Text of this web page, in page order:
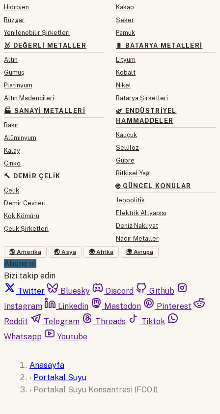
Hidrojen
Rüzgar
Yenilenebilir Şirketleri
🥇 DEĞERLI METALLER
Altın
Gümüş
Platinyum
Altın Madencileri
🏭 SANAYI METALLERI
Bakır
Alüminyum
Kalay
Çinko
🔨 DEMIR ÇELIK
Çelik
Demir Cevheri
Kok Kömürü
Çelik Şirketleri
Kakao
Şeker
Pamuk
🔋 BATARYA METALLERI
Lityum
Kobalt
Nikel
Batarya Şirketleri
🌿 ENDÜSTRIYEL
HAMMADDELER
Kauçuk
Selüloz
Gübre
Bitkisel Yağ
🌐 GÜNCEL KONULAR
Jeopolitik
Elektrik Altyapısı
Deniz Nakliyat
Nadir Metaller
🌎 Amerika 🌏 Asya 🌍 Afrika 🌍 Avrupa
Abone ol
Bizi takip edin
Twitter
Bluesky Discord
Github
Instagram
Linkedin Mastodon
Pinterest
Reddit
Telegram Threads
Tiktok
Whatsapp
Youtube
Anasayfa
› Portakal Suyu
› Portakal Suyu Konsantresi (FCOJ)